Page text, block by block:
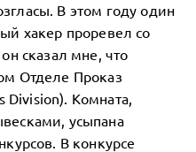
В этом году один
хакер проревел со
сказал мне, что
Отделе Проказ
Division). Комната,
усыпана
В конкурсе